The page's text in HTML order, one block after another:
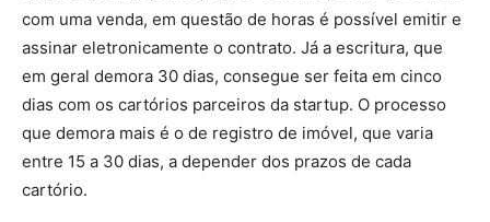
com uma venda, em questão de horas é possível emitir e
assinar eletronicamente o contrato. Já a escritura, que
em geral demora 30 dias, consegue ser feita em cinco
dias com os cartórios parceiros da startup. O processo
que demora mais é o de registro de imóvel, que varia
entre 15 a 30 dias, a depender dos prazos de cada
cartório.